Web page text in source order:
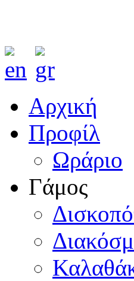
Αρχική
Προφίλ
Ωράριο
Γάμος